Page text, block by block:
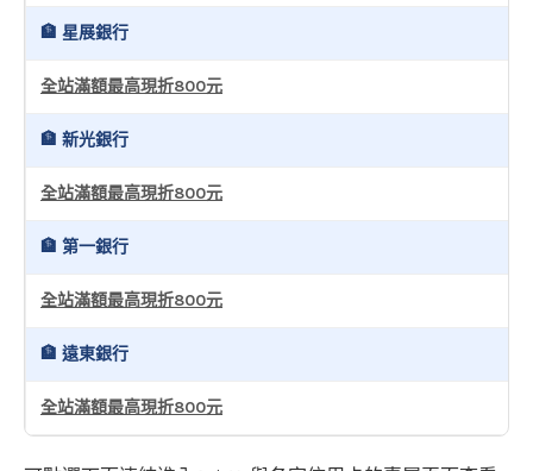
🏦 星展銀行
全站滿額最高現折800元
🏦 新光銀行
全站滿額最高現折800元
🏦 第一銀行
全站滿額最高現折800元
🏦 遠東銀行
全站滿額最高現折800元